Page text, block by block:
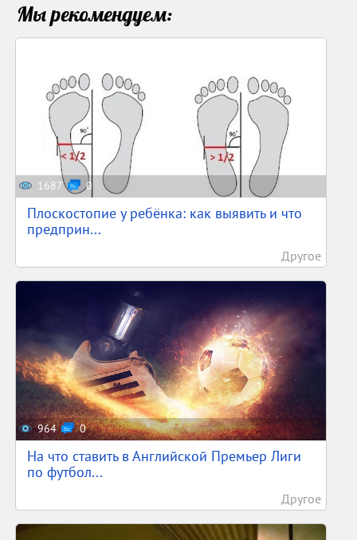
Мы рекомендуем:
1687 0
Плоскостопие у ребёнка: как выявить и что
предприн...
Другое
964 0
На что ставить в Английской Премьер Лиги
по футбол...
Другое